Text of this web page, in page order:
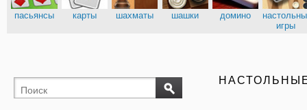
пасьянсы карты шахматы шашки домино
игры